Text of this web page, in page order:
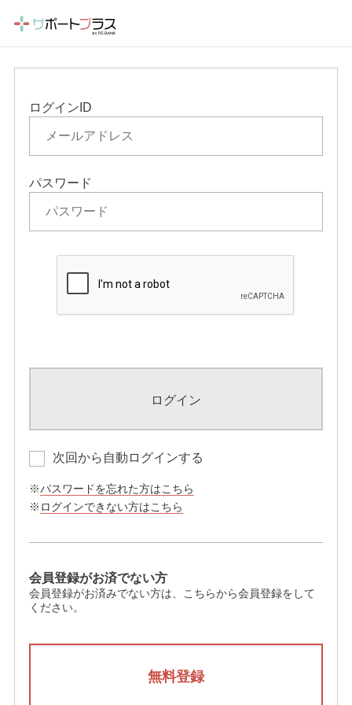
ログインID
パスワード
ログイン
次回から自動ログインする
※パスワードを忘れた方はこちら
※ ログインできない方はこちら
会員登録がお済でない方
会員登録がお済みでない方は、こちらから会員登録をして
ください。
無料登録